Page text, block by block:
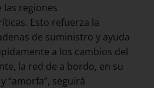
las regiones
Esto refuerza la
de suministro y ayuda
a los cambios del
la red de a bordo, en su
“amorfa”, seguirá